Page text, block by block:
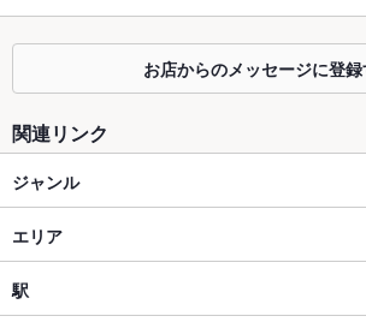
ソファー なし ：申し訳ございません。ご用意
テラス席 なし ：申し訳ございません。ご用意
設備
お店からのメッセージに登録
関連リンク
ジャンル
居酒屋
海鮮
エリア
六甲道
駅